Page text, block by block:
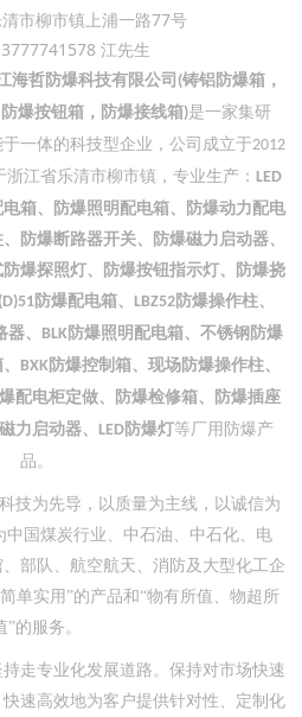
市柳市镇上浦一路77号
江先生
海哲防爆科技有限公司 (铸铝防爆箱，
爆按钮箱，防爆接线箱)是一家集研
一体的科技型企业，公司成立于2012
浙江省乐清市柳市镇，专业生产： LED
箱、防爆照明配电箱、防爆动力配电
防爆断路器开关、防爆磁力启动器、
爆探照灯、防爆按钮指示灯、防爆挠
防爆配电箱、 LBZ52防爆操作柱、
、 BLK防爆照明配电箱、不锈钢防爆
BXK防爆控制箱、现场防爆操作柱、
配电柜定做、防爆检修箱、防爆插座
力启动器、
LED防爆灯等厂用防爆产
品。
技为先导，以质量为主线，以诚信为
中国煤炭行业、中石油、中石化、电
部队、航空航天、消防及大型化工企
单实用”的产品和“物有所值、物超所
”的服务。
走专业化发展道路。保持对市场快速
速高效地为客户提供针对性、定制化